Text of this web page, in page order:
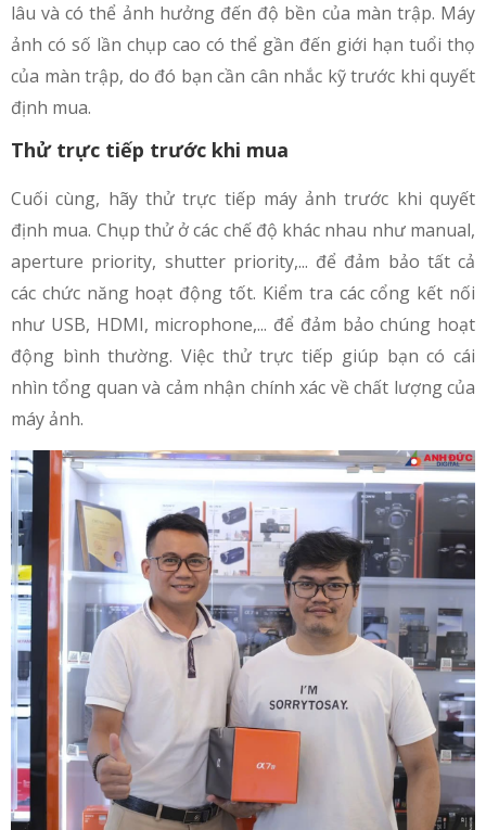
lâu và có thể ảnh hưởng đến độ bền của màn trập. Máy
ảnh có số lần chụp cao có thể gần đến giới hạn tuổi thọ
của màn trập, do đó bạn cần cân nhắc kỹ trước khi quyết
định mua.
Thử trực tiếp trước khi mua
Cuối cùng, hãy thử trực tiếp máy ảnh trước khi quyết
định mua. Chụp thử ở các chế độ khác nhau như manual,
aperture priority, shutter priority,... để đảm bảo tất cả
các chức năng hoạt động tốt. Kiểm tra các cổng kết nối
như USB, HDMI, microphone,... để đảm bảo chúng hoạt
động bình thường. Việc thử trực tiếp giúp bạn có cái
nhìn tổng quan và cảm nhận chính xác về chất lượng của
máy ảnh.